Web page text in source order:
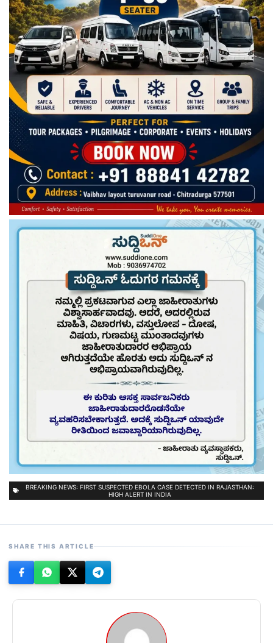
BREAKING NEWS: FIRST SUSPECTED EBOLA CASE DETECTED IN RAJASTHAN:
HIGH ALERT IN INDIA
SHARE THIS ARTICLE